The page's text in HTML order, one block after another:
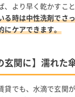
、より早く乾かすこと
る時は中性洗剤でさ
にケアできます。
玄関に】濡れた
貸でも、水滴で玄関